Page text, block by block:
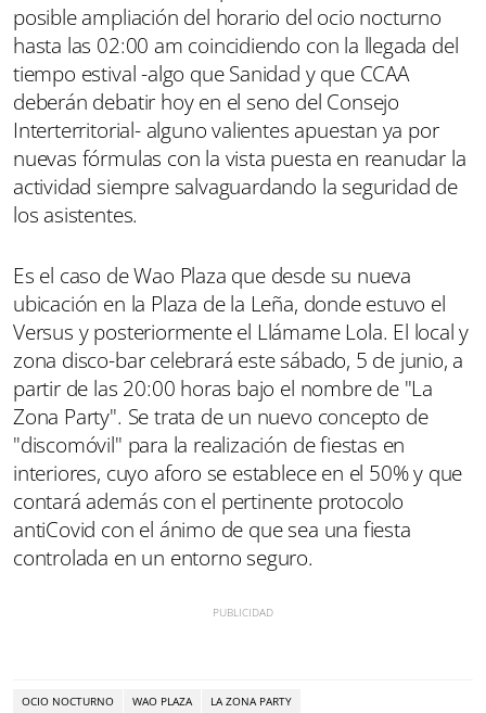
posible ampliación del horario del ocio nocturno
hasta las 02:00 am coincidiendo con la llegada del
tiempo estival -algo que Sanidad y que CCAA
deberán debatir hoy en el seno del Consejo
Interterritorial- alguno valientes apuestan ya por
nuevas fórmulas con la vista puesta en reanudar la
actividad siempre salvaguardando la seguridad de
los asistentes.
Es el caso de Wao Plaza que desde su nueva
ubicación en la Plaza de la Leña, donde estuvo el
Versus y posteriormente el Llámame Lola. El local y
zona disco-bar celebrará este sábado, 5 de junio, a
partir de las 20:00 horas bajo el nombre de "La
Zona Party". Se trata de un nuevo concepto de
"discomóvil" para la realización de fiestas en
interiores, cuyo aforo se establece en el 50% y que
contará además con el pertinente protocolo
antiCovid con el ánimo de que sea una fiesta
controlada en un entorno seguro.
OCIO NOCTURNO WAO PLAZA LA ZONA PARTY